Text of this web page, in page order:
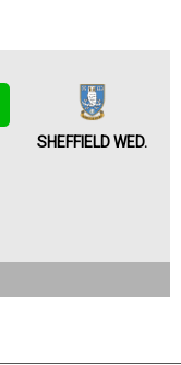
SHEFFIELD WED.